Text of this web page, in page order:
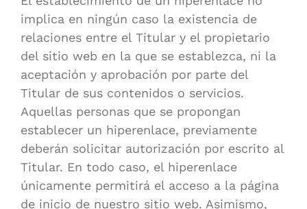
implica en ningún caso la existencia de
relaciones entre el Titular y el propietario
del sitio web en la que se establezca, ni la
aceptación y aprobación por parte del
Titular de sus contenidos o servicios.
Aquellas personas que se propongan
establecer un hiperenlace, previamente
deberán solicitar autorización por escrito al
Titular. En todo caso, el hiperenlace
únicamente permitirá el acceso a la página
de inicio de nuestro sitio web. Asimismo,